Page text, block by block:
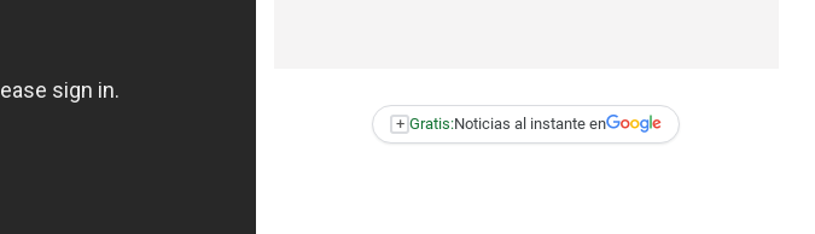
+ Gratis:Noticias al instante en